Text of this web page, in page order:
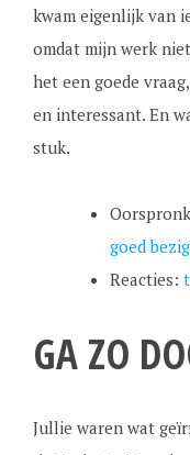
kwam eigenlijk van
omdat mijn werk
het een goede
en interessant. En
stuk.
goed
Reacties:
GA ZO
Jullie waren wat